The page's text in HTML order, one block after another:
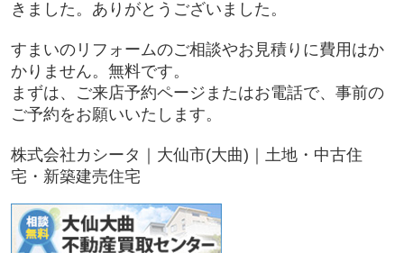
きました。ありがとうございました。
すまいのリフォームのご相談やお見積りに費用はか
かりません。無料です。
まずは、ご来店予約ページまたはお電話で、事前の
ご予約をお願いいたします。
株式会社カシータ｜大仙市(大曲)｜土地・中古住
宅・新築建売住宅